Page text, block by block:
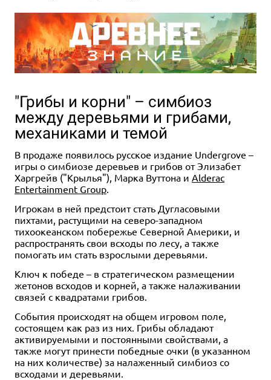
"Грибы и корни" – симбиоз
между деревьями и грибами,
механиками и темой
В продаже появилось русское издание Undergrove –
игры о симбиозе деревьев и грибов от Элизабет
Харгрейв ("Крылья"), Марка Вуттона и Alderac
Entertainment Group
Игрокам в ней предстоит стать Дугласовыми
пихтами, растущими на северо-западном
тихоокеанском побережье Северной Америки, и
распространять свои всходы по лесу, а также
помогать им стать взрослыми деревьями.
Ключ к победе – в стратегическом размещении
жетонов всходов и корней, а также налаживании
связей с квадратами грибов.
События происходят на общем игровом поле,
состоящем как раз из них. Грибы обладают
активируемыми и постоянными свойствами, а
также могут принести победные очки (в указанном
на них количестве) за налаженный симбиоз со
всходами и деревьями.